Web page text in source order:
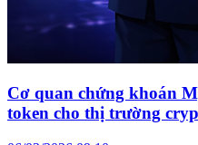
Cơ quan chứng khoán
token cho thị trường